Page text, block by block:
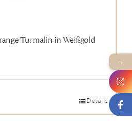
Turmalin in Weißgold
Details
→